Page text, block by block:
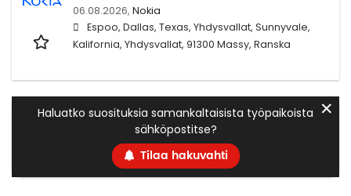
06.08.2026, Nokia
Espoo, Dallas, Texas, Yhdysvallat, Sunnyvale,
Kalifornia, Yhdysvallat, 91300 Massy, Ranska
Haluatko suosituksia samankaltaisista työpaikoista
sähköpostitse?
Tilaa hakuvahti
✕